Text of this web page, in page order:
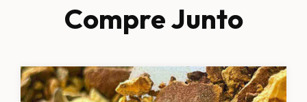
Compre Junto